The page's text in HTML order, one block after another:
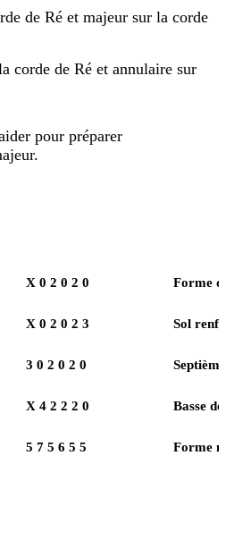
de Ré et majeur sur la corde
corde de Ré et annulaire sur
pour préparer
X 0 2 0 2 0 Forme
X 0 2 0 2 3 Sol
3 0 2 0 2 0
X 4 2 2 2 0 Basse
5 7 5 6 5 5 Forme